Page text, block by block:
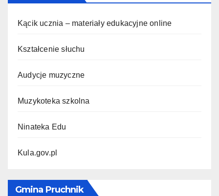
Kącik ucznia – materiały edukacyjne online
Kształcenie słuchu
Audycje muzyczne
Muzykoteka szkolna
Ninateka Edu
Kula.gov.pl
Gmina Pruchnik